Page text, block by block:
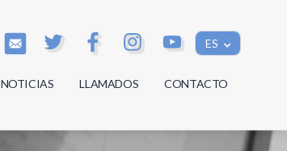
ES
NOTICIAS LLAMADOS CONTACTO